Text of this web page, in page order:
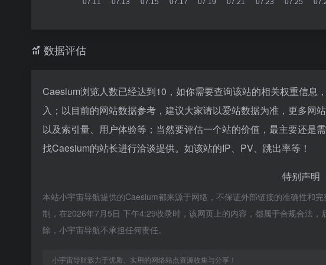
数据评估
Caesium浏览人数已经达到10，如你需要查询该站的相关权重信息
入；以目前的网站数据参考，建议大家请以爱站数据为准，更多网
以及索引量、用户体验等；当然要评估一个站的价值，最主要还是
找Caesium的站长进行洽谈提供。如该站的IP、PV、跳出率等！
特别声明
本站小宇宙导航提供的Caesium都来源于网络，不保证外部链接的准确性和
制，在2026年7月5日 下午4:29收录时，该网页上的内容，都属于合规合法
除，小宇宙导航不承担任何责任。
小宇宙导航致力于优质、实用的网络站点资源收集与分享！